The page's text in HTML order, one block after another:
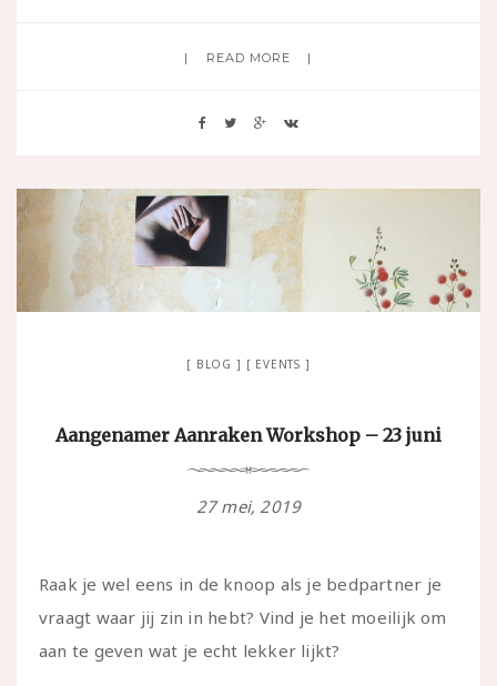
READ MORE
BLOG EVENTS
Aangenamer Aanraken Workshop – 23 juni
27 mei, 2019
Raak je wel eens in de knoop als je bedpartner je
vraagt waar jij zin in hebt? Vind je het moeilijk om
aan te geven wat je echt lekker lijkt?